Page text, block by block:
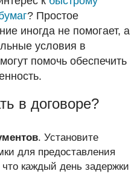
? Простое
иногда не помогает, а
условия в
помочь обеспечить
в договоре?
. Установите
для предоставления
каждый день задержки